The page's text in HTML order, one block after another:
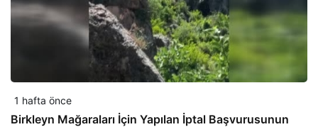
1 hafta önce
Birkleyn Mağaraları İçin Yapılan İptal Başvurusunun